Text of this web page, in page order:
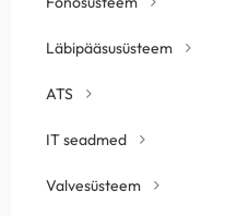
TEHTUD TÖÖD
UUDISED
Läbipääsusüsteem
ATS
IT seadmed
Valvesüsteem